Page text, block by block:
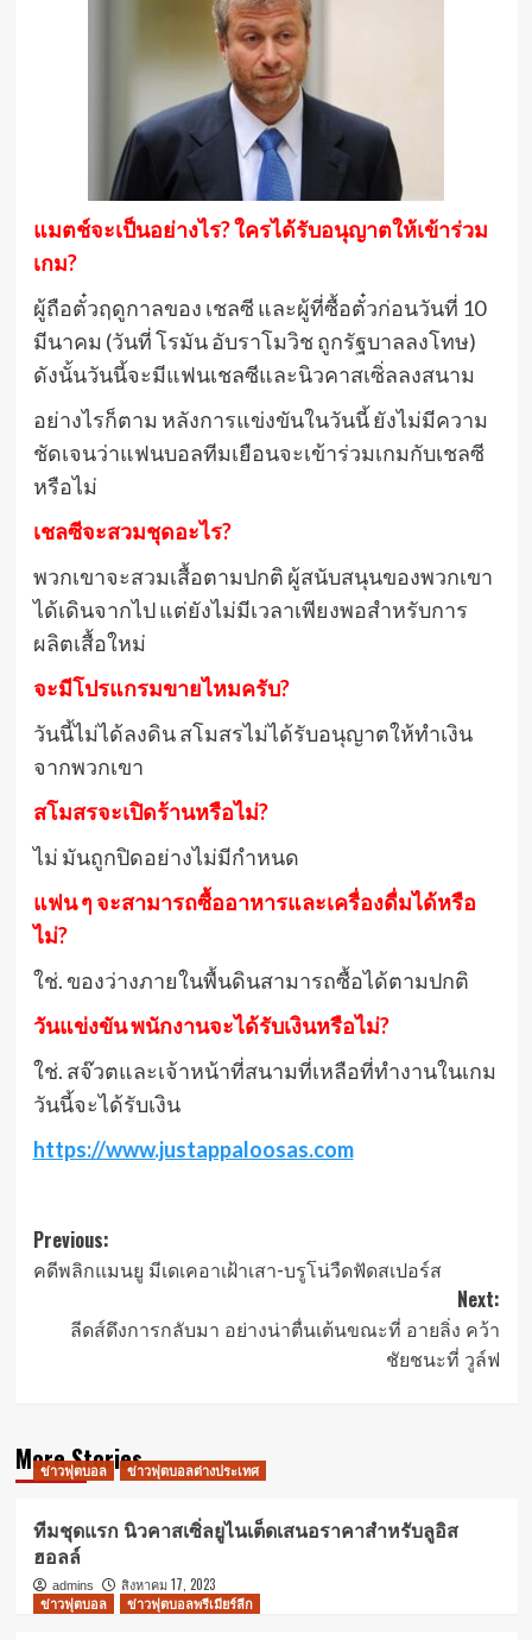
แมตช์จะเป็นอย่างไร? ใครได้รับอนุญาตให้เข้าร่วม
เกม?
ผู้ถือตั๋วฤดูกาลของ เชลซี และผู้ที่ซื้อตั๋วก่อนวันที่ 10
มีนาคม (วันที่ โรมัน อับราโมวิช ถูกรัฐบาลลงโทษ)
ดังนั้นวันนี้จะมีแฟนเชลซีและนิวคาสเซิ่ลลงสนาม
อย่างไรก็ตาม หลังการแข่งขันในวันนี้ ยังไม่มีความ
ชัดเจนว่าแฟนบอลทีมเยือนจะเข้าร่วมเกมกับเชลซี
หรือไม่
เชลซีจะสวมชุดอะไร?
พวกเขาจะสวมเสื้อตามปกติ ผู้สนับสนุนของพวกเขา
ได้เดินจากไป แต่ยังไม่มีเวลาเพียงพอสำหรับการ
ผลิตเสื้อใหม่
จะมีโปรแกรมขายไหมครับ?
วันนี้ไม่ได้ลงดิน สโมสรไม่ได้รับอนุญาตให้ทำเงิน
จากพวกเขา
สโมสรจะเปิดร้านหรือไม่?
ไม่ มันถูกปิดอย่างไม่มีกำหนด
แฟน ๆ จะสามารถซื้ออาหารและเครื่องดื่มได้หรือ
ไม่?
ใช่. ของว่างภายในพื้นดินสามารถซื้อได้ตามปกติ
วันแข่งขัน พนักงานจะได้รับเงินหรือไม่?
ใช่. สจ๊วตและเจ้าหน้าที่สนามที่เหลือที่ทำงานในเกม
วันนี้จะได้รับเงิน
https://www.justappaloosas.com
Post
navigation
Previous:
คดีพลิกแมนยู มีเดเคอาเฝ้าเสา-บรูโน่วืดฟัดสเปอร์ส
Next:
ลีดส์ดึงการกลับมา อย่างน่าตื่นเต้นขณะที่ อายลิ่ง คว้า
ชัยชนะที่ วูล์ฟ
More Stories
ข่าวฟุตบอล ข่าวฟุตบอลต่างประเทศ
ทีมชุดแรก นิวคาสเซิ่ลยูไนเต็ดเสนอราคาสำหรับลูอิส
ฮอลล์
admins
สิงหาคม 17, 2023
ข่าวฟุตบอล
ข่าวฟุตบอลพรีเมียร์ลีก